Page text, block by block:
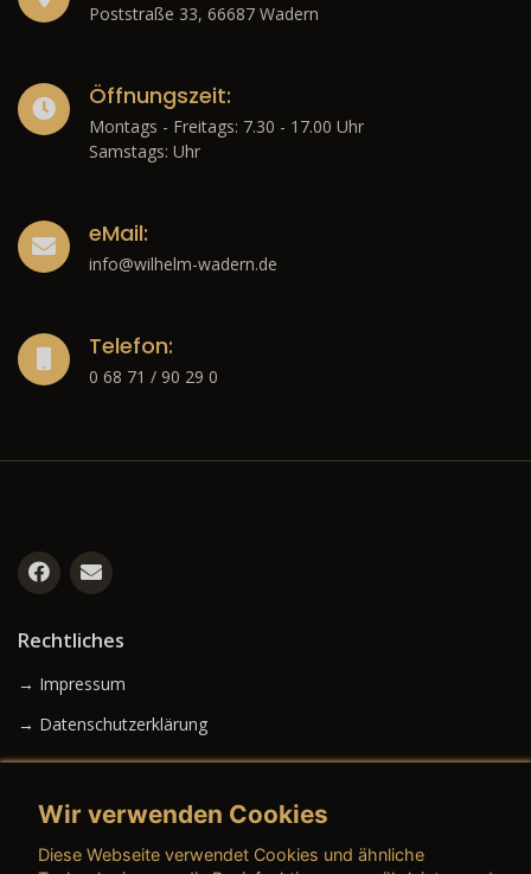
Poststraße 33, 66687 Wadern
Öffnungszeit:
Montags - Freitags: 7.30 - 17.00 Uhr
Samstags: Uhr
eMail:
info@wilhelm-wadern.de
Telefon:
0 68 71 / 90 29 0
Rechtliches
→ Impressum
→ Datenschutzerklärung
Wir verwenden Cookies
Diese Webseite verwendet Cookies und ähnliche